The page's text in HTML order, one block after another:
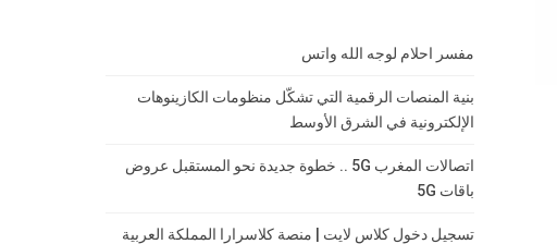
مفسر احلام لوجه الله واتس
بنية المنصات الرقمية التي تشكّل منظومات الكازينوهات
الإلكترونية في الشرق الأوسط
اتصالات المغرب 5G .. خطوة جديدة نحو المستقبل عروض
باقات 5G
تسجيل دخول كلاس لايت | منصة كلاسرارا المملكة العربية